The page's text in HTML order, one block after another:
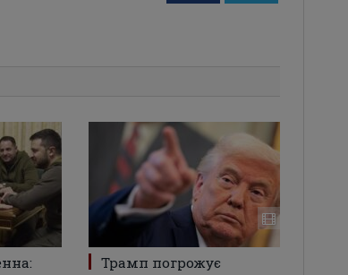
Трамп погрожує